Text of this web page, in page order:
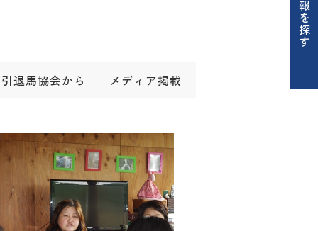
情報を探す
引退馬協会から メディア掲載